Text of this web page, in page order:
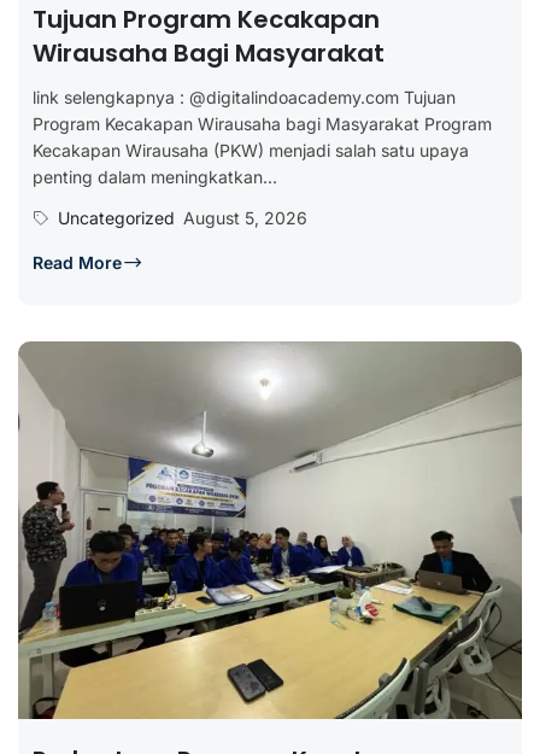
Tujuan Program Kecakapan
Wirausaha Bagi Masyarakat
link selengkapnya : @digitalindoacademy.com Tujuan
Program Kecakapan Wirausaha bagi Masyarakat Program
Kecakapan Wirausaha (PKW) menjadi salah satu upaya
penting dalam meningkatkan...
Uncategorized August 5, 2026
Read More